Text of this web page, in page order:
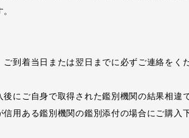
到着当日または翌日までに必ずご連絡をく
にご自身で取得された鑑別機関の結果相違
用ある鑑別機関の鑑別添付の場合にご購入下